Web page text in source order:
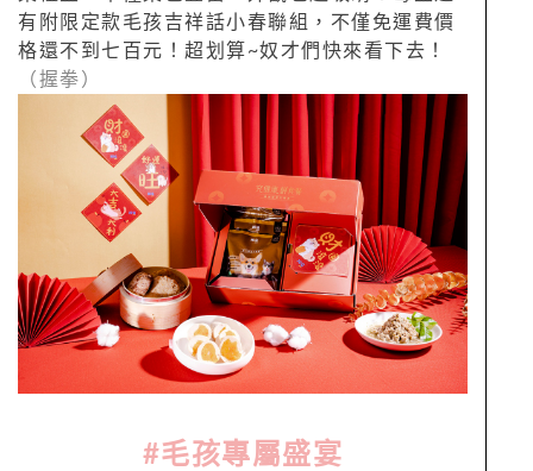
有附限定款毛孩吉祥話小春聯組，不僅免運費價
格還不到七百元！超划算~奴才們快來看下去！
（握拳）
#毛孩專屬盛宴